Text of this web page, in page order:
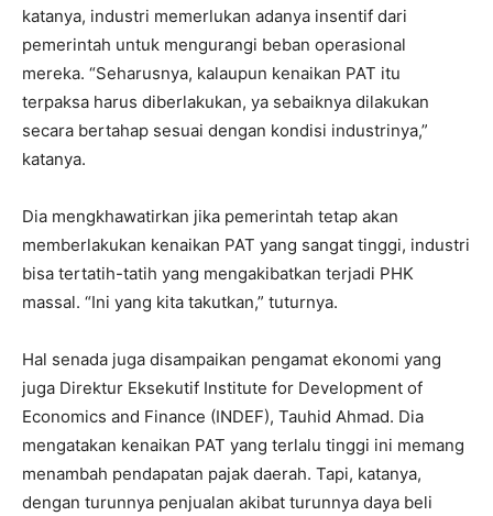
katanya, industri memerlukan adanya insentif dari
pemerintah untuk mengurangi beban operasional
mereka. “Seharusnya, kalaupun kenaikan PAT itu
terpaksa harus diberlakukan, ya sebaiknya dilakukan
secara bertahap sesuai dengan kondisi industrinya,”
katanya.
Dia mengkhawatirkan jika pemerintah tetap akan
memberlakukan kenaikan PAT yang sangat tinggi, industri
bisa tertatih-tatih yang mengakibatkan terjadi PHK
massal. “Ini yang kita takutkan,” tuturnya.
Hal senada juga disampaikan pengamat ekonomi yang
juga Direktur Eksekutif Institute for Development of
Economics and Finance (INDEF), Tauhid Ahmad. Dia
mengatakan kenaikan PAT yang terlalu tinggi ini memang
menambah pendapatan pajak daerah. Tapi, katanya,
dengan turunnya penjualan akibat turunnya daya beli